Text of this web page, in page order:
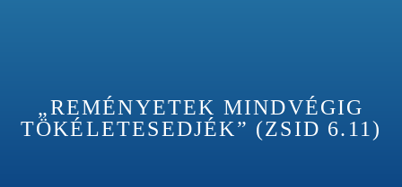
„REMÉNYETEK MINDVÉGIG
TÖKÉLETESEDJÉK” (ZSID 6.11)